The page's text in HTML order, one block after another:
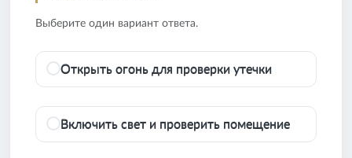
Выберите один вариант ответа.
Открыть огонь для проверки утечки
Включить свет и проверить помещение